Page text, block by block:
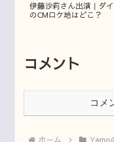
伊藤沙莉さん出演｜ダ
のCMロケ地はどこ？
コメント
コメ
ホーム Yamo